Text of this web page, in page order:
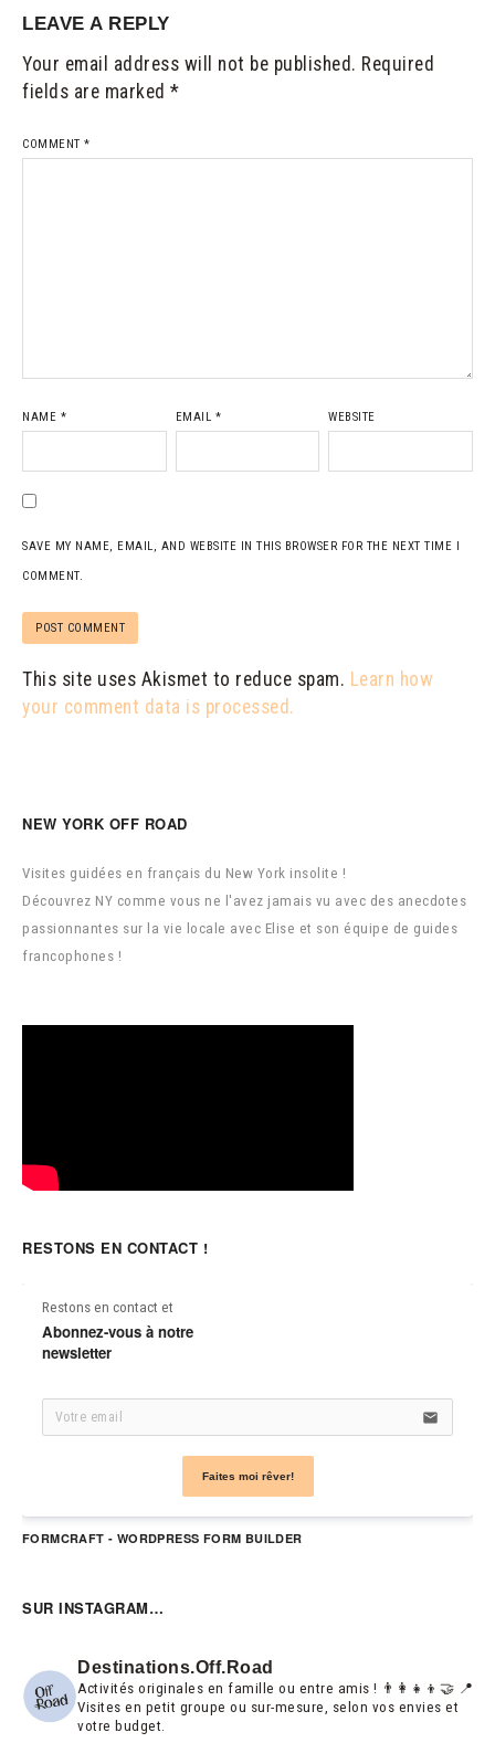
LEAVE A REPLY
Your email address will not be published. Required
fields are marked *
COMMENT *
NAME * EMAIL * WEBSITE
SAVE MY NAME, EMAIL, AND WEBSITE IN THIS BROWSER FOR THE NEXT TIME I
COMMENT.
This site uses Akismet to reduce spam. Learn how
your comment data is processed.
NEW YORK OFF ROAD
Visites guidées en français du New York insolite !
Découvrez NY comme vous ne l'avez jamais vu avec des anecdotes
passionnantes sur la vie locale avec Elise et son équipe de guides
francophones !
RESTONS EN CONTACT !
Restons en contact et
Abonnez-vous à notre
newsletter
email
Faites moi rêver!
FORMCRAFT - WORDPRESS FORM BUILDER
SUR INSTAGRAM…
Destinations.off.road
Activités originales en famille ou entre amis ! 👨‍👩‍👧‍👦🤝 📍
Visites en petit groupe ou sur-mesure, selon vos envies et
votre budget.